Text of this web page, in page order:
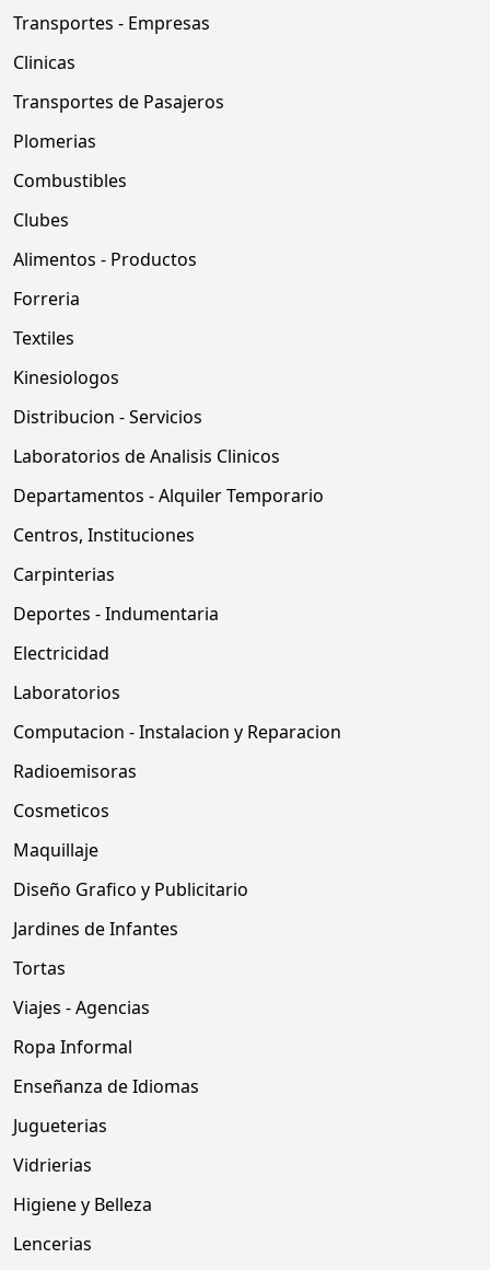
Transportes - Empresas
Clinicas
Transportes de Pasajeros
Plomerias
Combustibles
Clubes
Alimentos - Productos
Forreria
Textiles
Kinesiologos
Distribucion - Servicios
Laboratorios de Analisis Clinicos
Departamentos - Alquiler Temporario
Centros, Instituciones
Carpinterias
Deportes - Indumentaria
Electricidad
Laboratorios
Computacion - Instalacion y Reparacion
Radioemisoras
Cosmeticos
Maquillaje
Diseño Grafico y Publicitario
Jardines de Infantes
Tortas
Viajes - Agencias
Ropa Informal
Enseñanza de Idiomas
Jugueterias
Vidrierias
Higiene y Belleza
Lencerias